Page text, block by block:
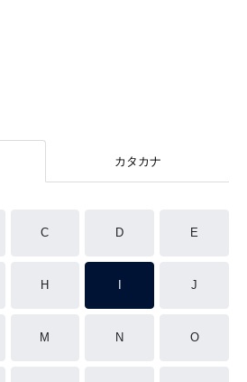
カタカナ
C D E
H J
M N O